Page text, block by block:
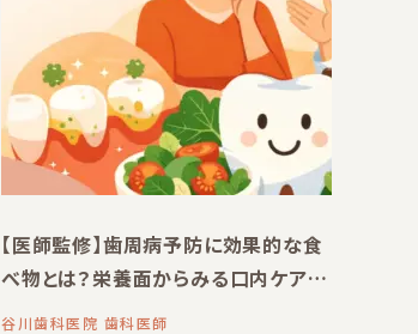
【医師監修】歯周病予防に効果的な食
べ物とは？栄養面からみる口内ケアを
解説
谷川歯科医院 歯科医師